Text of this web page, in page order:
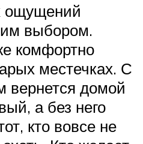
ощущений
выбором.
комфортно
местечках. С
домой
а без него
кто вовсе не